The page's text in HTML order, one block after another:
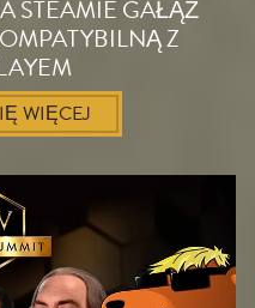
STEAMIE GAŁĄŹ
Z
WIĘCEJ